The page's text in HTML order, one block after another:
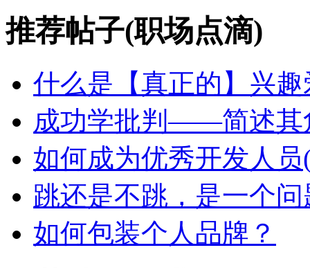
推荐帖子(职场点滴)
什么是【真正的】兴
成功学批判——简述其
如何成为优秀开发人
跳还是不跳，是一个问
如何包装个人品牌？